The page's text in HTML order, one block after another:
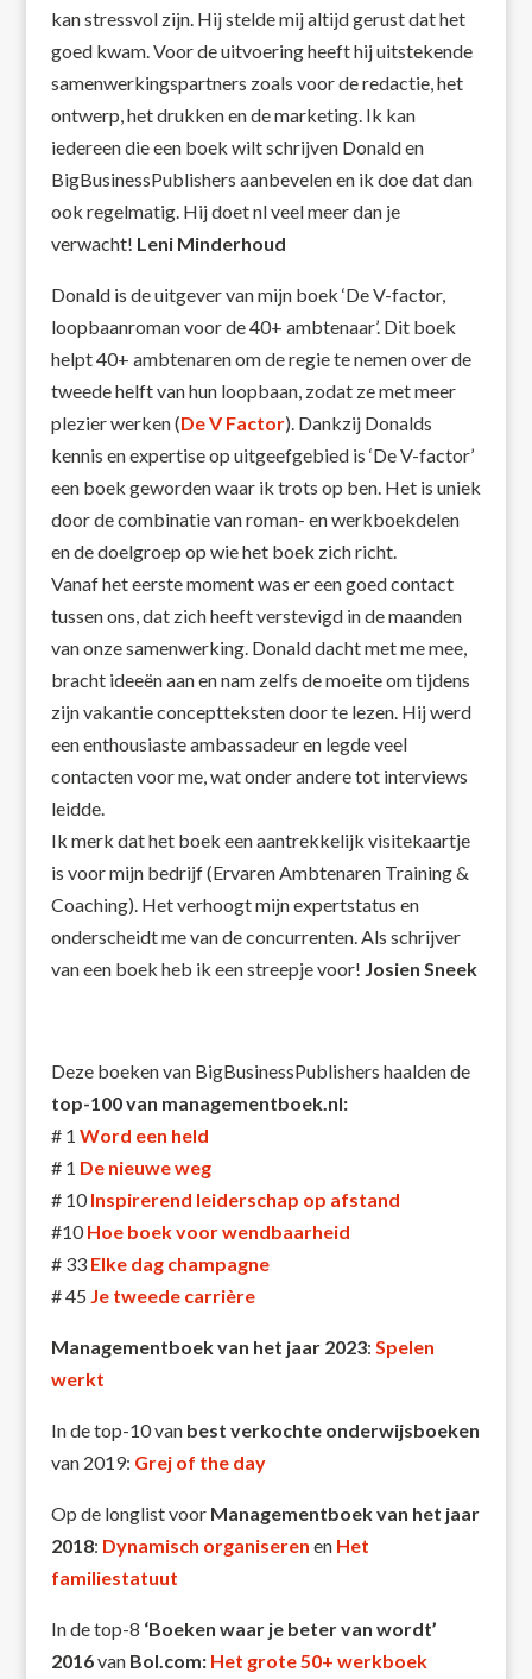
kan stressvol zijn. Hij stelde mij altijd gerust dat het
goed kwam. Voor de uitvoering heeft hij uitstekende
samenwerkingspartners zoals voor de redactie, het
ontwerp, het drukken en de marketing. Ik kan
iedereen die een boek wilt schrijven Donald en
BigBusinessPublishers aanbevelen en ik doe dat dan
ook regelmatig. Hij doet nl veel meer dan je
verwacht! Leni Minderhoud
Donald is de uitgever van mijn boek ‘De V-factor,
loopbaanroman voor de 40+ ambtenaar’. Dit boek
helpt 40+ ambtenaren om de regie te nemen over de
tweede helft van hun loopbaan, zodat ze met meer
plezier werken (De V Factor). Dankzij Donalds
kennis en expertise op uitgeefgebied is ‘De V-factor’
een boek geworden waar ik trots op ben. Het is uniek
door de combinatie van roman- en werkboekdelen
en de doelgroep op wie het boek zich richt.
Vanaf het eerste moment was er een goed contact
tussen ons, dat zich heeft verstevigd in de maanden
van onze samenwerking. Donald dacht met me mee,
bracht ideeën aan en nam zelfs de moeite om tijdens
zijn vakantie conceptteksten door te lezen. Hij werd
een enthousiaste ambassadeur en legde veel
contacten voor me, wat onder andere tot interviews
leidde.
Ik merk dat het boek een aantrekkelijk visitekaartje
is voor mijn bedrijf (Ervaren Ambtenaren Training &
Coaching). Het verhoogt mijn expertstatus en
onderscheidt me van de concurrenten. Als schrijver
van een boek heb ik een streepje voor! Josien Sneek
Deze boeken van BigBusinessPublishers haalden de
top-100 van managementboek.nl:
# 1 Word een held
# 1 De nieuwe weg
# 10Inspirerend leiderschap op afstand
#10Hoe boek voor wendbaarheid
# 33 Elke dag champagne
# 45 Je tweede carrière
Managementboek van het jaar 2023: Spelen
werkt
In de top-10 van best verkochte onderwijsboeken
van 2019: Grej of the day
Op de longlist voor Managementboek van het jaar
2018: Dynamisch organiseren en Het
familiestatuut
In de top-8 ‘Boeken waar je beter van wordt’
2016van Bol.com: Het grote 50+ werkboek